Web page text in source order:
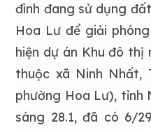
đình đang sử dụng
Hoa Lư để giải
hiện dự án Khu đô thị
thuộc xã Ninh Nhất,
phường Hoa Lư), tỉnh
sáng 28.1, đã có 6/